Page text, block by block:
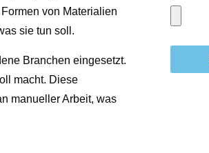
von Materialien
sie tun soll.
Branchen eingesetzt.
macht. Diese
manueller Arbeit, was